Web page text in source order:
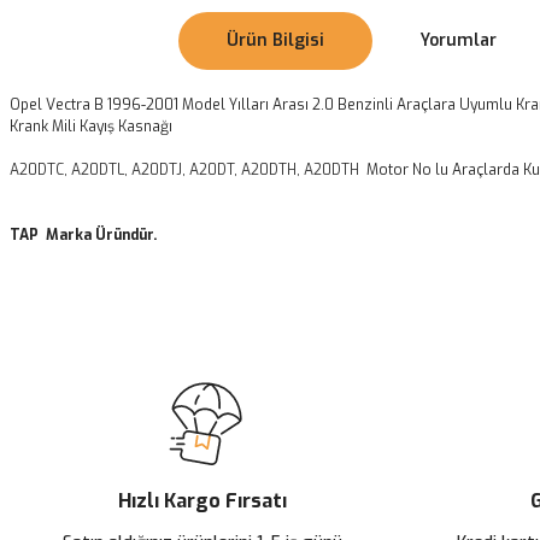
Ürün Bilgisi Yorumlar
Opel Vectra B 1996-2001 Model Yılları Arası 2.0 Benzinli Araçlara Uyumlu
Krank Mili Kayış Kasnağı
A20DTC, A20DTL, A20DTJ, A20DT, A20DTH, A20DTH Motor No lu Araçlarda
TAP Marka Üründür.
Ürün açıklamasında eksik bilgiler bulunuyor.
Ürün bilgilerinde hatalar bulunuyor.
Ürün fiyatı diğer sitelerden daha pahalı.
Bu ürüne benzer farklı alternatifler olmalı.
Hızlı Kargo Fırsatı